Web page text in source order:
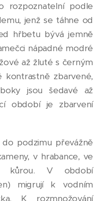
rozpoznatelní podle
jenž se táhne od
hřbetu bývá jemně
nápadné modré
až žluté s černým
kontrastně zbarvené,
jsou šedavé až
období je zbarvení
podzimu převážně
v hrabance, ve
kůrou. V období
migrují k vodním
K rozmnožování